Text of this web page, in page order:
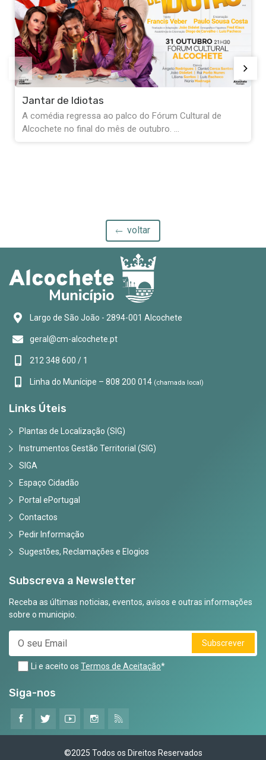
Cultural de
Exposição Fernando Pessoa -
quanto não fui, tudo isto sou”
A Biblioteca de Alcochete convida-o a
voltar
Largo de São João - 2894-001 Alcochete
geral@cm-alcochete.pt
212 348 600 / 1
Linha do Munícipe – 808 200 014 (chamada local)
Links Úteis
Plantas de Localização (SIG)
Instrumentos Gestão Territorial (SIG)
SIGA
Espaço Cidadão
Portal ePortugal
Contactos
Pedir Informação
Sugestões, Reclamações e Elogios
Subscreva a Newsletter
Receba as últimas noticias, eventos, avisos e outras informações
sobre o municipio.
Subscrever
Li e aceito os Termos de Aceitação*
Siga-nos
©2025 Todos os Direitos Reservados